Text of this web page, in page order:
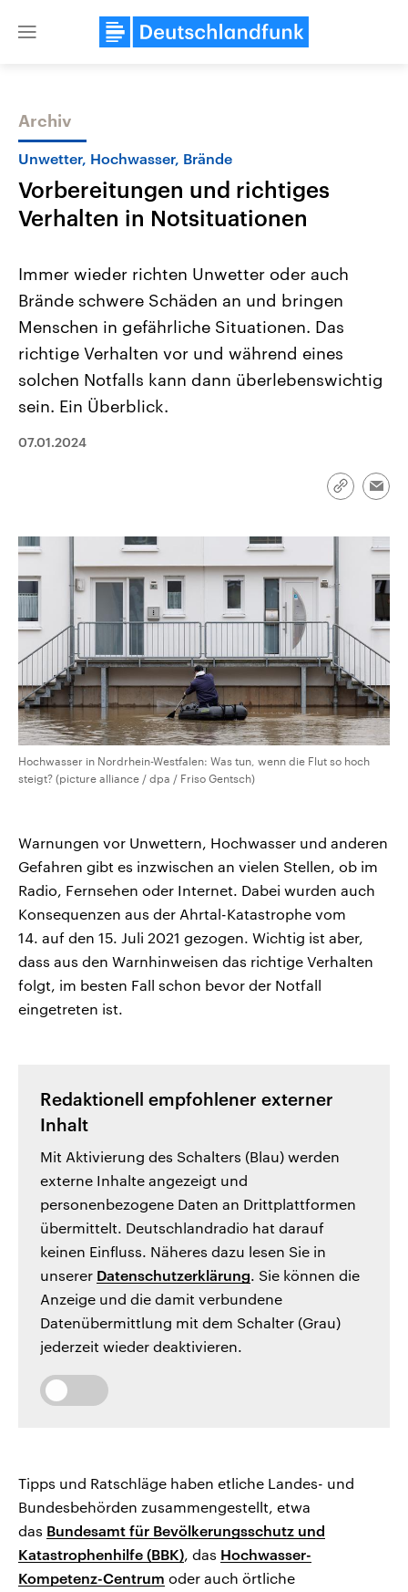
Close
Themen
Landtagswahl Sachsen-Anhalt
2026
Alle Informationen
Sachsen-Anhalt wählt am 6.
September 2026 einen neuen
Landtag. Seit 2021 wird das
Bundesland von einer Koalition aus
Umfragen, Prognosen,
Wahlprogramme, aktuelle Berichte
USA
Aktuelle Beiträge,
Hintergründe
Wirtschaftlich und
gehören die Vereinigten
den mächtigsten Ländern
Archiv
Unwetter, Hochwasser, Brände
Vorbereitungen und richtiges
Verhalten in Notsituationen
Immer wieder richten Unwetter oder auch
Brände schwere Schäden an und bringen
Menschen in gefährliche Situationen. Das
richtige Verhalten vor und während eines
solchen Notfalls kann dann überlebenswichtig
sein. Ein Überblick.
07.01.2024
Link
Hochwasser in Nordrhein-Westfalen: Was tun, wenn die Flut so hoch
steigt? (picture alliance / dpa / Friso Gentsch)
Warnungen vor Unwettern, Hochwasser und anderen
Gefahren gibt es inzwischen an vielen Stellen, ob im
Radio, Fernsehen oder Internet. Dabei wurden auch
Konsequenzen aus der Ahrtal-Katastrophe vom
14. auf den 15. Juli 2021 gezogen. Wichtig ist aber,
dass aus den Warnhinweisen das richtige Verhalten
folgt, im besten Fall schon bevor der Notfall
eingetreten ist.
Redaktionell empfohlener externer
Inhalt
Mit Aktivierung des Schalters (Blau) werden
externe Inhalte angezeigt und
personenbezogene Daten an Drittplattformen
übermittelt. Deutschlandradio hat darauf
keinen Einfluss. Näheres dazu lesen Sie in
unserer Datenschutzerklärung. Sie können die
Anzeige und die damit verbundene
Datenübermittlung mit dem Schalter (Grau)
jederzeit wieder deaktivieren.
Tipps und Ratschläge haben etliche Landes- und
Bundesbehörden zusammengestellt, etwa
das Bundesamt für Bevölkerungsschutz und
Katastrophenhilfe (BBK), das Hochwasser-
Kompetenz-Centrum oder auch örtliche